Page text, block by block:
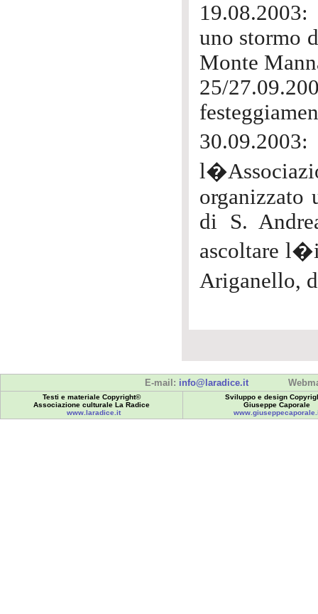
uno stormo
Monte
25/
organizzato
di S.
ascoltare
Ariganello,
E-mail: info@laradice.it
Testi e materiale Copyright©
Associazione culturale La Radice
www.laradice.it
Sviluppo e design
Giuseppe Caporale